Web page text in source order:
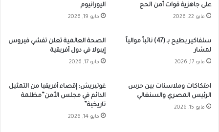
على جاهزية قوات أمن الحج
مايو 22, 2026
اليورانيوم
مايو 19, 2026
سلفاكير يطيح بـ (47) نائباً موالياً
لمشار
مايو 17, 2026
الصحة العالمية تعلن تفشي فيروس
إيبولا في دول أفريقية
مايو 17, 2026
احتكاكات وملاسنات بين حرس
الرئيس المصري والسنغالي
مايو 15, 2026
غوتيريش: إقصاء أفريقيا من التمثيل
الدائم في مجلس الأمن”مظلمة
تاريخية”
مايو 14, 2026